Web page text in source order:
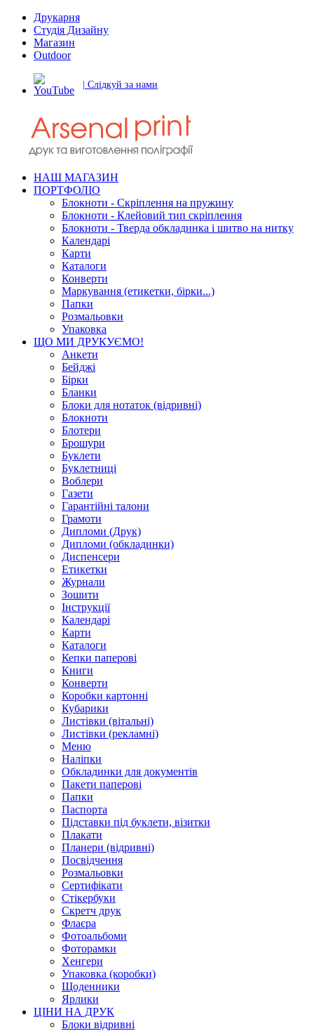
Друкарня
Студія Дизайну
Магазин
Outdoor
| Слідкуй за нами
НАШ МАГАЗИН
ПОРТФОЛІО
Блокноти - Скріплення на пружину
Блокноти - Клейовий тип скріплення
Блокноти - Тверда обкладинка і шитво на нитку
Календарі
Карти
Каталоги
Конверти
Маркування (етикетки, бірки...)
Папки
Розмальовки
Упаковка
ЩО МИ ДРУКУЄМО!
Анкети
Бейджі
Бірки
Бланки
Блоки для нотаток (відривні)
Блокноти
Блотери
Брошури
Буклети
Буклетниці
Воблери
Газети
Гарантійні талони
Грамоти
Дипломи (Друк)
Дипломи (обкладинки)
Диспенсери
Етикетки
Журнали
Зошити
Інструкції
Календарі
Карти
Каталоги
Кепки паперові
Книги
Конверти
Коробки картонні
Кубарики
Листівки (вітальні)
Листівки (рекламні)
Меню
Наліпки
Обкладинки для документів
Пакети паперові
Папки
Паспорта
Підставки під буклети, візитки
Плакати
Планери (відривні)
Посвідчення
Розмальовки
Сертифікати
Стікербуки
Скретч друк
Флаєра
Фотоальбоми
Фоторамки
Хенгери
Упаковка (коробки)
Щоденники
Ярлики
ЦІНИ НА ДРУК
Блоки відривні